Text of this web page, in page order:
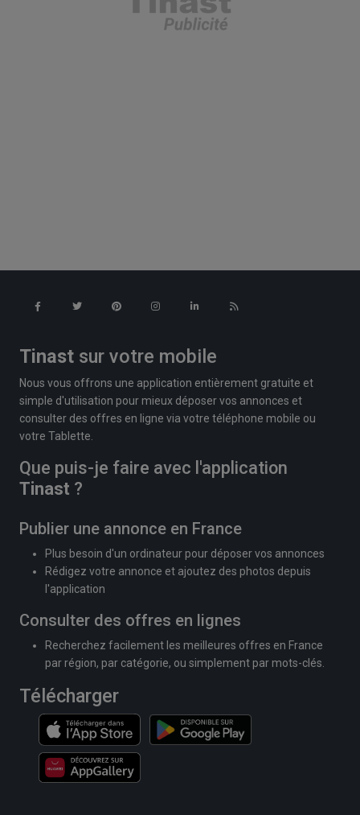
Tinast sur votre mobile
Nous vous offrons une application entièrement gratuite et
simple d'utilisation pour mieux déposer vos annonces et
consulter des offres en ligne via votre téléphone mobile ou
votre Tablette.
Que puis-je faire avec l'application
Tinast ?
Publier une annonce en France
Plus besoin d'un ordinateur pour déposer vos annonces
Rédigez votre annonce et ajoutez des photos depuis
l'application
Consulter des offres en lignes
Recherchez facilement les meilleures offres en France
par région, par catégorie, ou simplement par mots-clés.
Télécharger